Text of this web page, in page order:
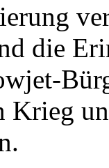
die
Krieg